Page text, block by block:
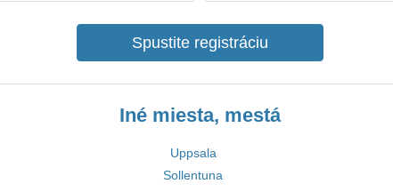
Spustite registráciu
Iné miesta, mestá
Uppsala
Sollentuna